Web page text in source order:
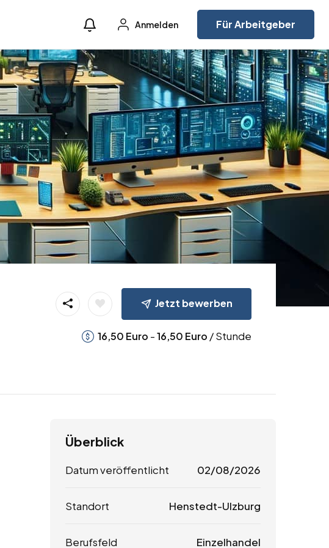
Anmelden Für Arbeitgeber
Jetzt bewerben
16,50 Euro -16,50 Euro / Stunde
Überblick
Datum veröffentlicht 02/08/2026
Standort Henstedt-Ulzburg
Berufsfeld Einzelhandel